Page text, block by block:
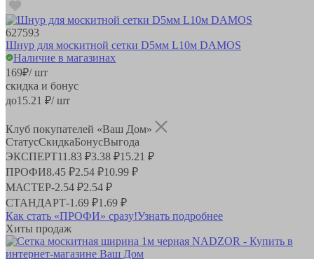
627593
Шнур для москитной сетки D5мм L10м DAMOS
Наличие в магазинах
169₽/ шт
скидка и бонус
до15.21 ₽/ шт
Клуб покупателей «Ваш Дом»
СтатусСкидкаБонусВыгода
ЭКСПЕРТ11.83 ₽3.38 ₽15.21 ₽
ПРОФИ8.45 ₽2.54 ₽10.99 ₽
МАСТЕР-2.54 ₽2.54 ₽
СТАНДАРТ-1.69 ₽1.69 ₽
Как стать «ПРОФИ» сразу!Узнать подробнее
Хиты продаж